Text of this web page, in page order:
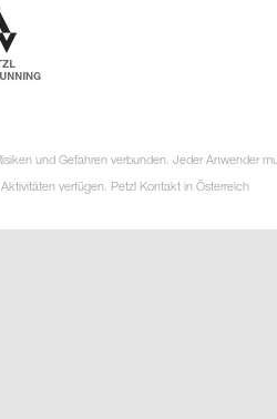
und Gefahren verbunden. Jeder Anwender
verfügen. Petzl Kontakt in Österreich